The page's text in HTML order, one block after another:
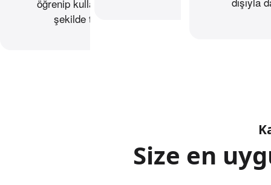
öğrenip kullanabileceğiniz
şekilde tasarlandı.
Size en